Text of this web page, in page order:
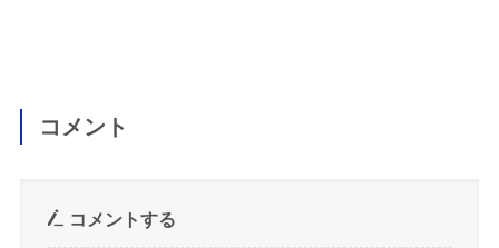
コメント
コメントする